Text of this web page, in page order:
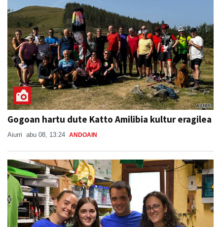
Gogoan hartu dute Katto Amilibia kultur eragilea
Aiurri abu 08, 13:24 ANDOAIN